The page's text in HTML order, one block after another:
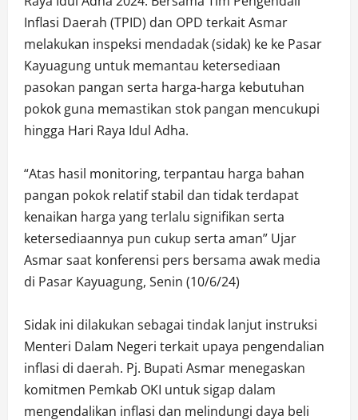
Inflasi Daerah (TPID) dan OPD terkait Asmar
melakukan inspeksi mendadak (sidak) ke ke Pasar
Kayuagung untuk memantau ketersediaan
pasokan pangan serta harga-harga kebutuhan
pokok guna memastikan stok pangan mencukupi
hingga Hari Raya Idul Adha.
“Atas hasil monitoring, terpantau harga bahan
pangan pokok relatif stabil dan tidak terdapat
kenaikan harga yang terlalu signifikan serta
ketersediaannya pun cukup serta aman” Ujar
Asmar saat konferensi pers bersama awak media
di Pasar Kayuagung, Senin (10/6/24)
Sidak ini dilakukan sebagai tindak lanjut instruksi
Menteri Dalam Negeri terkait upaya pengendalian
inflasi di daerah. Pj. Bupati Asmar menegaskan
komitmen Pemkab OKI untuk sigap dalam
mengendalikan inflasi dan melindungi daya beli